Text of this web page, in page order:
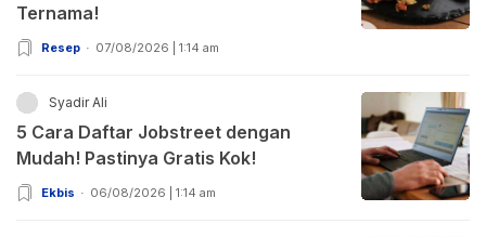
Ternama!
Resep 07/08/2026 | 1:14 am
Syadir Ali
5 Cara Daftar Jobstreet dengan
Mudah! Pastinya Gratis Kok!
Ekbis 06/08/2026 | 1:14 am